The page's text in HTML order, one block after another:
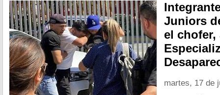
Juniors
el chofer,
martes, 17 de